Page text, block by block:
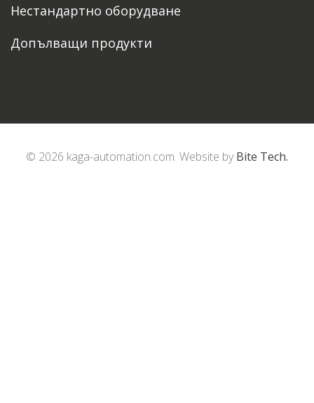
Нестандартно оборудване
Допълващи продукти
© 2026 kaga-automation.com. Website by Bite Tech.